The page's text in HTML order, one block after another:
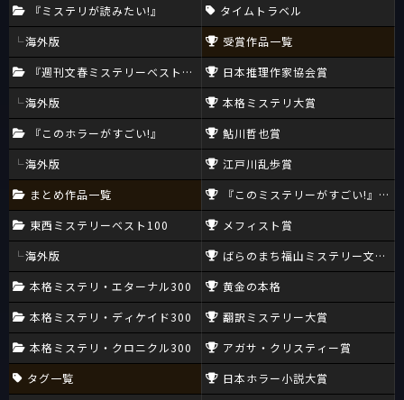
『ミステリが読みたい!』
海外版
『週刊文春ミステリーベスト10』
海外版
『このホラーがすごい!』
海外版
まとめ作品一覧
東西ミステリーベスト100
海外版
本格ミステリ・エターナル300
本格ミステリ・ディケイド300
本格ミステリ・クロニクル300
タグ一覧
タイムトラベル
受賞作品一覧
日本推理作家協会賞
本格ミステリ大賞
鮎川哲也賞
江戸川乱歩賞
『このミステリーがすごい!』大賞
メフィスト賞
ばらのまち福山ミステリー文学新
黄金の本格
翻訳ミステリー大賞
アガサ・クリスティー賞
日本ホラー小説大賞